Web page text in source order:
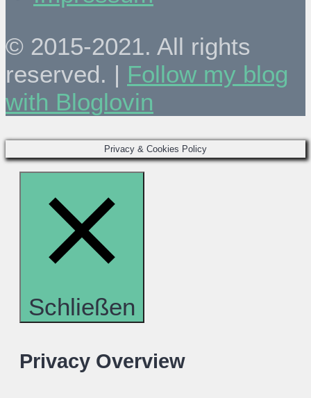
© 2015-2021. All rights
reserved. | Follow my blog
with Bloglovin
Privacy & Cookies Policy
Schließen
Privacy Overview